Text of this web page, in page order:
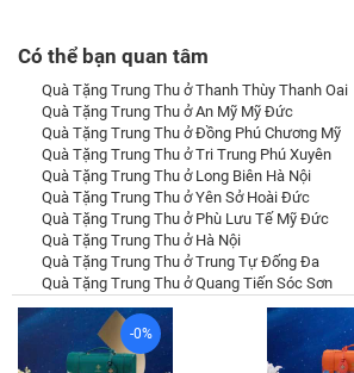
Có thể bạn quan tâm
Quà Tặng Trung Thu ở Thanh Thùy Thanh Oai
Quà Tặng Trung Thu ở An Mỹ Mỹ Đức
Quà Tặng Trung Thu ở Đồng Phú Chương Mỹ
Quà Tặng Trung Thu ở Tri Trung Phú Xuyên
Quà Tặng Trung Thu ở Long Biên Hà Nội
Quà Tặng Trung Thu ở Yên Sở Hoài Đức
Quà Tặng Trung Thu ở Phù Lưu Tế Mỹ Đức
Quà Tặng Trung Thu ở Hà Nội
Quà Tặng Trung Thu ở Trung Tự Đống Đa
Quà Tặng Trung Thu ở Quang Tiến Sóc Sơn
-0%